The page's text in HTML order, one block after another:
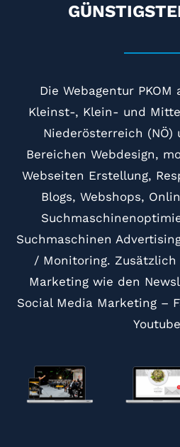
Die Webagentur PKOM
Kleinst-, Klein- und
Niederösterreich (NÖ)
Bereichen Webdesign,
Webseiten Erstellung,
Blogs, Webshops,
Suchmaschinen
/ Monitoring.
Marketing wie den
Social Media Marketing –